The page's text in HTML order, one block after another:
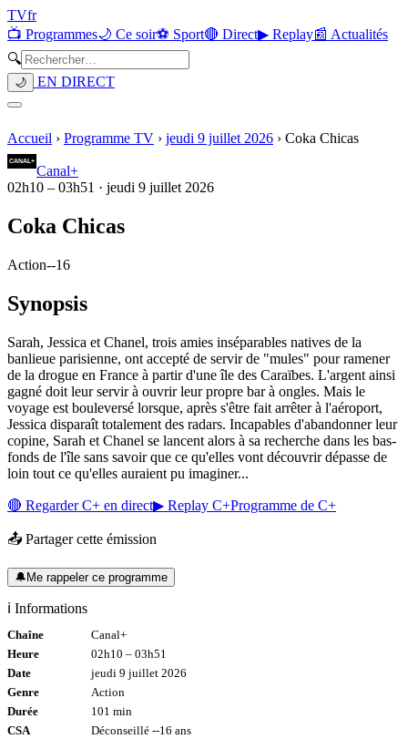
TVfr
📺 Programmes🌙 Ce soir⚽ Sport🔴 Direct▶ Replay📰 Actualités
🔍
🌙 EN DIRECT
Accueil › Programme TV › jeudi 9 juillet 2026 › Coka Chicas
Canal+
02h10 – 03h51 · jeudi 9 juillet 2026
Coka Chicas
Action--16
Synopsis
Sarah, Jessica et Chanel, trois amies inséparables natives de la
banlieue parisienne, ont accepté de servir de "mules" pour ramener
de la drogue en France à partir d'une île des Caraïbes. L'argent ainsi
gagné doit leur servir à ouvrir leur propre bar à ongles. Mais le
voyage est bouleversé lorsque, après s'être fait arrêter à l'aéroport,
Jessica disparaît totalement des radars. Incapables d'abandonner leur
copine, Sarah et Chanel se lancent alors à sa recherche dans les bas-
fonds de l'île sans savoir que ce qu'elles vont découvrir dépasse de
loin tout ce qu'elles auraient pu imaginer...
🔴 RegarderC+ en direct▶ Replay C+Programme de C+
📤 Partager cette émission
🔔Me rappeler ce programme
ℹ️ Informations
Chaîne
Canal+
Heure
02h10 – 03h51
Date
jeudi 9 juillet 2026
Genre
Action
Durée
101 min
CSA
Déconseillé --16 ans